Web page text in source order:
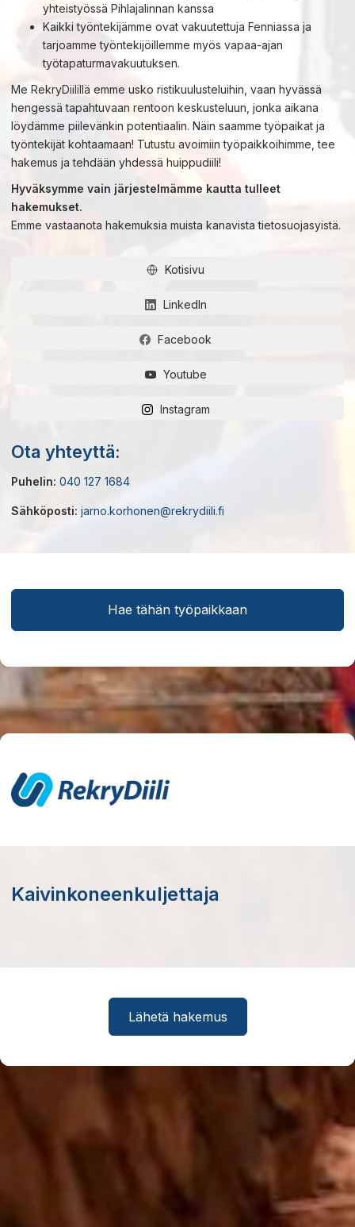
yhteistyössä Pihlajalinnan kanssa
Kaikki työntekijämme ovat vakuutettuja Fenniassa ja
tarjoamme työntekijöillemme myös vapaa-ajan
työtapaturmavakuutuksen.
Me RekryDiilillä emme usko ristikuulusteluihin, vaan hyvässä
hengessä tapahtuvaan rentoon keskusteluun, jonka aikana
löydämme piilevänkin potentiaalin. Näin saamme työpaikat ja
työntekijät kohtaamaan! Tutustu avoimiin työpaikkoihimme, tee
hakemus ja tehdään yhdessä huippudiili!
Hyväksymme vain järjestelmämme kautta tulleet
hakemukset.
Emme vastaanota hakemuksia muista kanavista tietosuojasyistä.
Kotisivu
LinkedIn
Facebook
Youtube
Instagram
Ota yhteyttä:
Puhelin: 040 127 1684
Sähköposti: jarno.korhonen@rekrydiili.fi
Hae tähän työpaikkaan
Kaivinkoneenkuljettaja